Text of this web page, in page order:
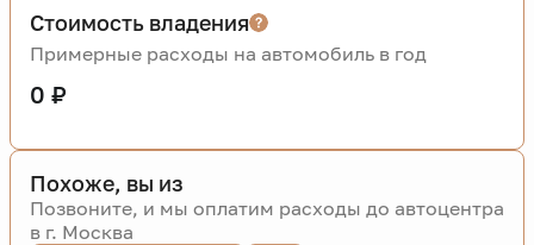
Стоимость владения
Примерные расходы на автомобиль в год
0 ₽
Похоже, вы из
Позвоните, и мы оплатим расходы до автоцентра
в г. Москва